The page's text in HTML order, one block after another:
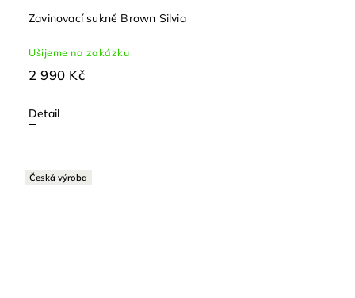
Zavinovací sukně Brown Silvia
Ušijeme na zakázku
2 990 Kč
Detail
Česká výroba